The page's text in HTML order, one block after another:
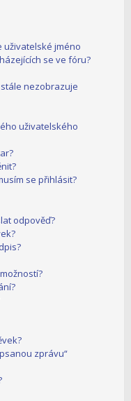
uživatelské jméno
se ve fóru?
nezobrazuje
uživatelského
se přihlásit?
odpověď?
zprávu“